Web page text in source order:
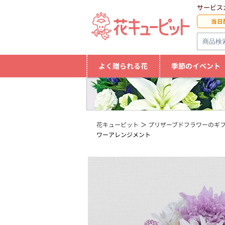
サービス
当日
よく贈られる花 季節のイベント
花キューピット
プリザーブドフラワーのギ
ワーアレンジメント